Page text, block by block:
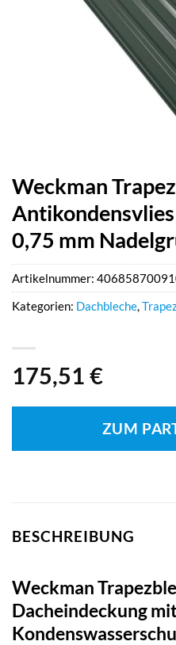
Weckman
0,75 mm
175,51 €
ZUM
Artikelnummer:
Kategorien: Dachbleche,
BESCHREIBUNG
Weckman
Dacheindeckung